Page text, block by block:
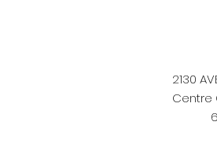
2130
Centre